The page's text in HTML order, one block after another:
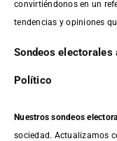
convirtiéndonos en un
tendencias y opiniones
Sondeos electorales
Político
Nuestros sondeos
sociedad. Actualizamos